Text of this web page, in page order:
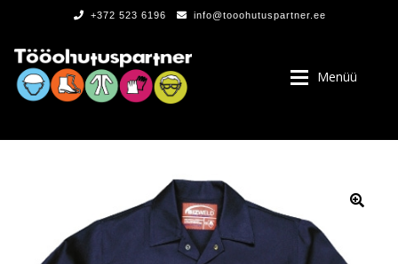
+372 523 6196 info@tooohutuspartner.ee
Menüü